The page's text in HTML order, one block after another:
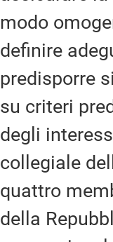
modo
definire
predisporre
su criteri
degli
collegiale
quattro
della